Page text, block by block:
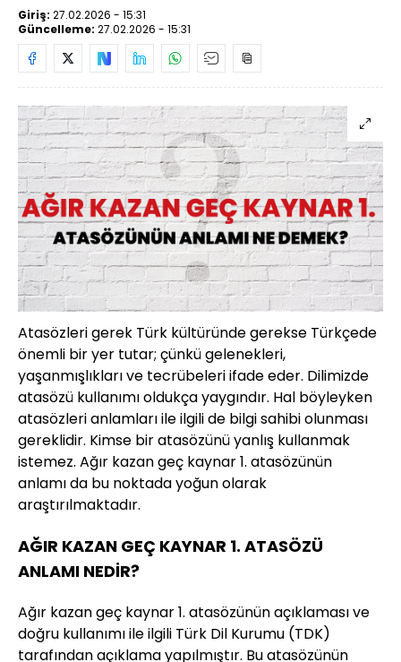
Giriş: 27.02.2026 - 15:31
Güncelleme: 27.02.2026 - 15:31
Atasözleri gerek Türk kültüründe gerekse Türkçede
önemli bir yer tutar; çünkü gelenekleri,
yaşanmışlıkları ve tecrübeleri ifade eder. Dilimizde
atasözü kullanımı oldukça yaygındır. Hal böyleyken
atasözleri anlamları ile ilgili de bilgi sahibi olunması
gereklidir. Kimse bir atasözünü yanlış kullanmak
istemez. Ağır kazan geç kaynar 1. atasözünün
anlamı da bu noktada yoğun olarak
araştırılmaktadır.
AĞIR KAZAN GEÇ KAYNAR 1. ATASÖZÜ
ANLAMI NEDİR?
Ağır kazan geç kaynar 1. atasözünün açıklaması ve
doğru kullanımı ile ilgili Türk Dil Kurumu (TDK)
tarafından açıklama yapılmıştır. Bu atasözünün